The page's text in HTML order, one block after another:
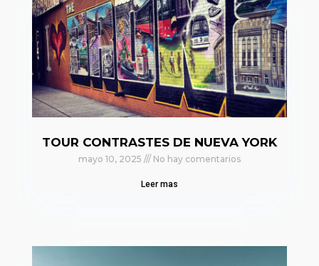
TOUR CONTRASTES DE NUEVA YORK
mayo 10, 2025 No hay comentarios
Leer mas